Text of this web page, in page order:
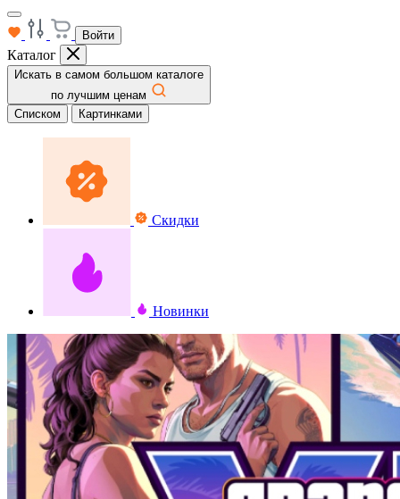
Войти
Каталог
Искать в самом большом каталоге
по лучшим ценам
Списком
Картинками
Скидки
Новинки